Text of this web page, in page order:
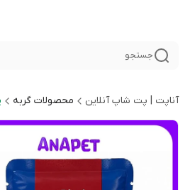
جستجو
آناپت | پت شاپ آنلاین محصولات گربه